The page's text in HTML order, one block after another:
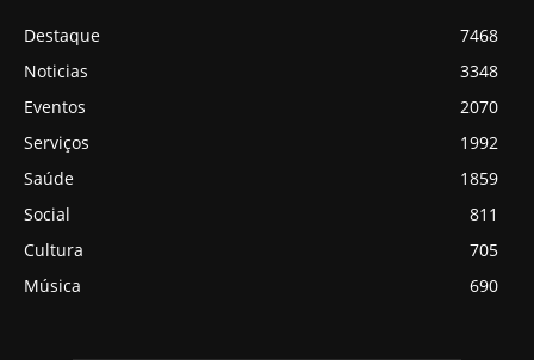
Destaque
7468
Noticias
3348
Eventos
2070
Serviços
1992
Saúde
1859
Social
811
Cultura
705
Música
690